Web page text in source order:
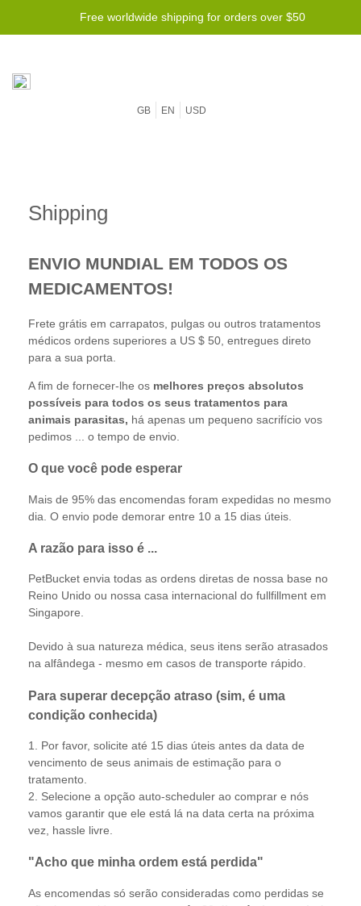
Free worldwide shipping for orders over $50
GB EN USD
Shipping
ENVIO MUNDIAL EM TODOS OS
MEDICAMENTOS!
Frete grátis em carrapatos, pulgas ou outros tratamentos
médicos ordens superiores a US $ 50, entregues direto
para a sua porta.
A fim de fornecer-lhe os melhores preços absolutos
possíveis para todos os seus tratamentos para
animais parasitas, há apenas um pequeno sacrifício vos
pedimos ... o tempo de envio.
O que você pode esperar
Mais de 95% das encomendas foram expedidas no mesmo
dia. O envio pode demorar entre 10 a 15 dias úteis.
A razão para isso é ...
PetBucket envia todas as ordens diretas de nossa base no
Reino Unido ou nossa casa internacional do fullfillment em
Singapore.
Devido à sua natureza médica, seus itens serão atrasados ​​
na alfândega - mesmo em casos de transporte rápido.
Para superar decepção atraso (sim, é uma
condição conhecida)
1. Por favor, solicite até 15 dias úteis antes da data de
vencimento de seus animais de estimação para o
tratamento.
2. Selecione a opção auto-scheduler ao comprar e nós
vamos garantir que ele está lá na data certa na próxima
vez, hassle livre.
"Acho que minha ordem está perdida"
As encomendas só serão consideradas como perdidas se